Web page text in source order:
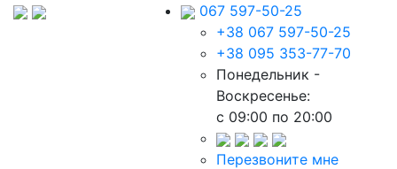
067 597-50-25
+38 067 597-50-25
+38 095 353-77-70
Понедельник -
Воскресенье:
c 09:00 по 20:00
Перезвоните мне